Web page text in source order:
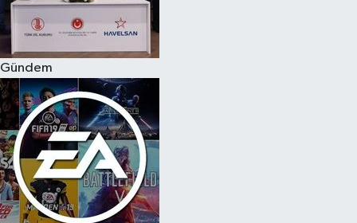
Gündem
Spor
Burç Yorumları
Çocuk
Eğitim
Hava Durumu